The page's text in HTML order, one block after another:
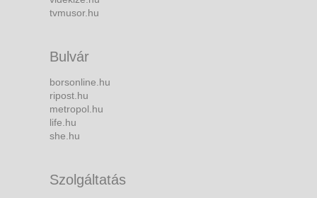
tvmusor.hu
Bulvár
borsonline.hu
ripost.hu
metropol.hu
life.hu
she.hu
Szolgáltatás